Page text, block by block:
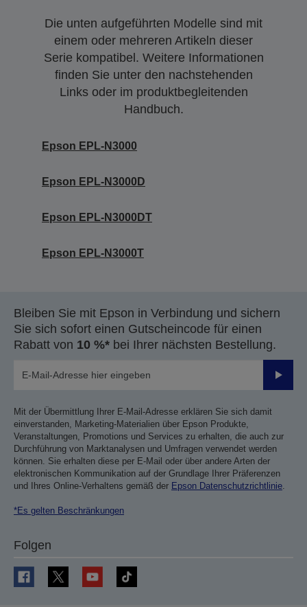
Die unten aufgeführten Modelle sind mit
einem oder mehreren Artikeln dieser
Serie kompatibel. Weitere Informationen
finden Sie unter den nachstehenden
Links oder im produktbegleitenden
Handbuch.
Epson EPL-N3000
Epson EPL-N3000D
Epson EPL-N3000DT
Epson EPL-N3000T
Bleiben Sie mit Epson in Verbindung und sichern
Sie sich sofort einen Gutscheincode für einen
Rabatt von 10 %* bei Ihrer nächsten Bestellung.
Mit der Übermittlung Ihrer E-Mail-Adresse erklären Sie sich damit
einverstanden, Marketing-Materialien über Epson Produkte,
Veranstaltungen, Promotions und Services zu erhalten, die auch zur
Durchführung von Marktanalysen und Umfragen verwendet werden
können. Sie erhalten diese per E-Mail oder über andere Arten der
elektronischen Kommunikation auf der Grundlage Ihrer Präferenzen
und Ihres Online-Verhaltens gemäß der Epson Datenschutzrichtlinie.
*Es gelten Beschränkungen
Folgen